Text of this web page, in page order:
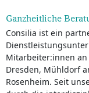
Ganzheitliche
Consilia ist ein
Mitarbeiter:innen an
Dresden, Mühldorf
Rosenheim. Seit